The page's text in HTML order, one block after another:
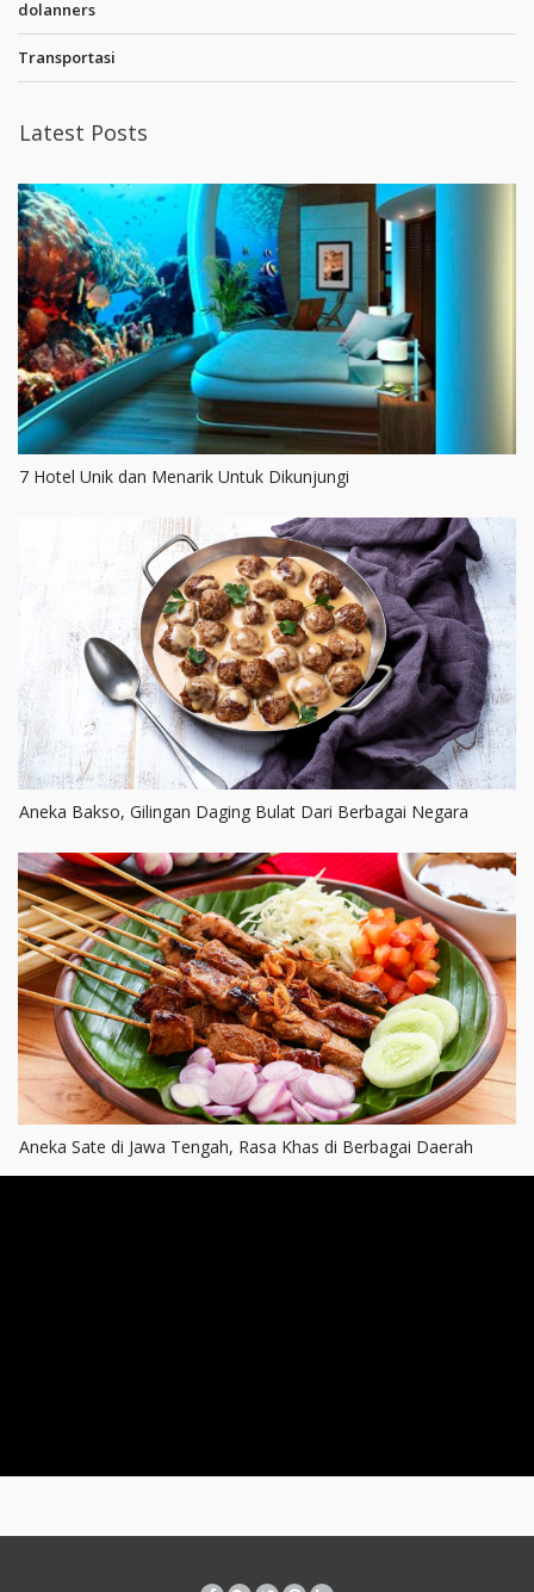
dolanners
Transportasi
Latest Posts
7 Hotel Unik dan Menarik Untuk Dikunjungi
Aneka Bakso, Gilingan Daging Bulat Dari Berbagai Negara
Aneka Sate di Jawa Tengah, Rasa Khas di Berbagai Daerah